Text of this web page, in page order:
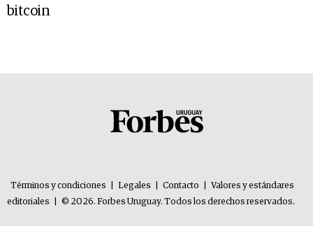
bitcoin
Términos y condiciones Legales Contacto
Valores y estándares
editoriales
© 2026. Forbes Uruguay. Todos los derechos reservados.